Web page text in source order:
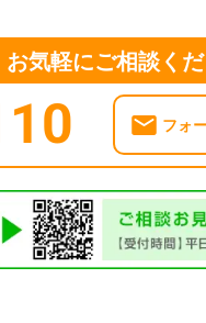
気軽にご相談く
フォ